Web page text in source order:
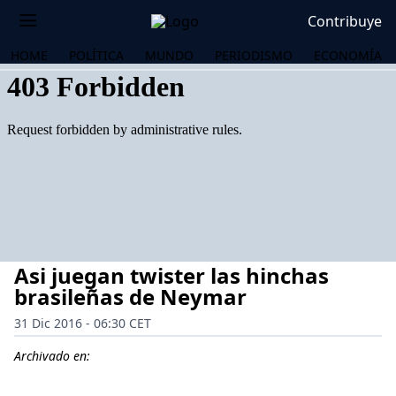
Contribuye
HOME POLÍTICA MUNDO PERIODISMO ECONOMÍA
Asi juegan twister las hinchas
brasileñas de Neymar
31 Dic 2016 - 06:30 CET
Archivado en: